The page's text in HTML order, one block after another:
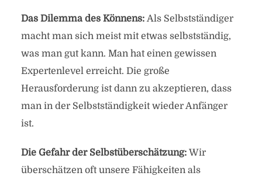
Das Dilemma des Könnens:Als Selbstständiger
macht man sich meist mit etwas selbstständig,
was man gut kann. Man hat einen gewissen
Expertenlevel erreicht. Die große
Herausforderung ist dann zu akzeptieren, dass
man in der Selbstständigkeit wieder Anfänger
ist.
Die Gefahr der Selbstüberschätzung:Wir
überschätzen oft unsere Fähigkeiten als